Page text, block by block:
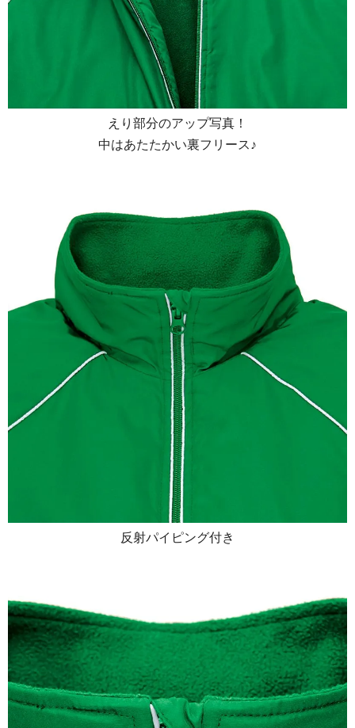
えり部分のアップ写真！
中はあたたかい裏フリース♪
反射パイピング付き